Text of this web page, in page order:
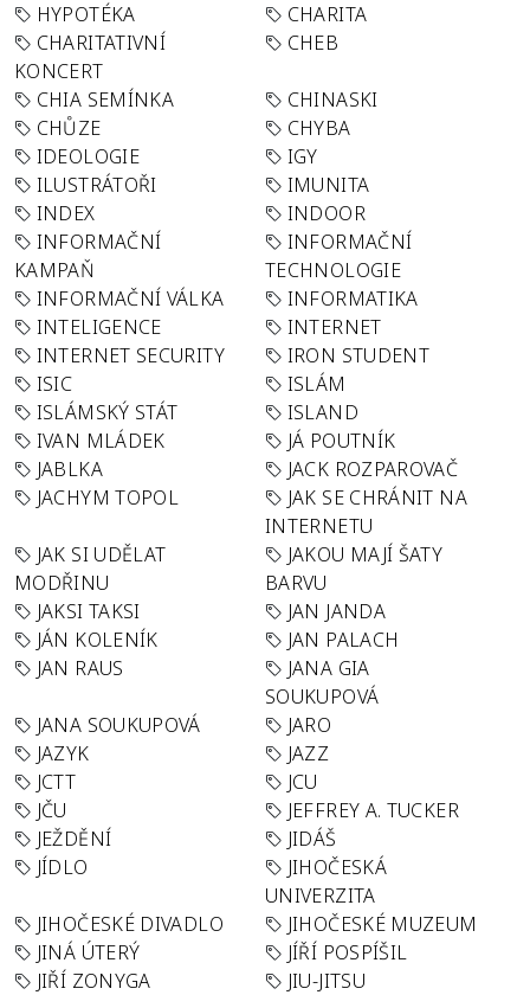
HYPOTÉKA
CHARITA
CHARITATIVNÍ
KONCERT
CHEB
CHIA SEMÍNKA
CHINASKI
CHŮZE
CHYBA
IDEOLOGIE
IGY
ILUSTRÁTOŘI
IMUNITA
INDEX
INDOOR
INFORMAČNÍ
KAMPAŇ
INFORMAČNÍ
TECHNOLOGIE
INFORMAČNÍ VÁLKA
INFORMATIKA
INTELIGENCE
INTERNET
INTERNET SECURITY
IRON STUDENT
ISIC
ISLÁM
ISLÁMSKÝ STÁT
ISLAND
IVAN MLÁDEK
JÁ POUTNÍK
JABLKA
JACK ROZPAROVAČ
JACHYM TOPOL
JAK SE CHRÁNIT NA
INTERNETU
JAK SI UDĚLAT
MODŘINU
JAKOU MAJÍ ŠATY
BARVU
JAKSI TAKSI
JAN JANDA
JÁN KOLENÍK
JAN PALACH
JAN RAUS
JANA GIA
SOUKUPOVÁ
JANA SOUKUPOVÁ
JARO
JAZYK
JAZZ
JCTT
JCU
JČU
JEFFREY A. TUCKER
JEŽDĚNÍ
JIDÁŠ
JÍDLO
JIHOČESKÁ
UNIVERZITA
JIHOČESKÉ DIVADLO
JIHOČESKÉ MUZEUM
JINÁ ÚTERÝ
JÍŘÍ POSPÍŠIL
JIŘÍ ZONYGA
JIU-JITSU